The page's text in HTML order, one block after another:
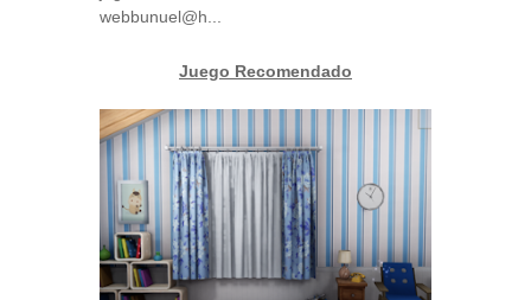
webbunuel@h...
Juego Recomendado